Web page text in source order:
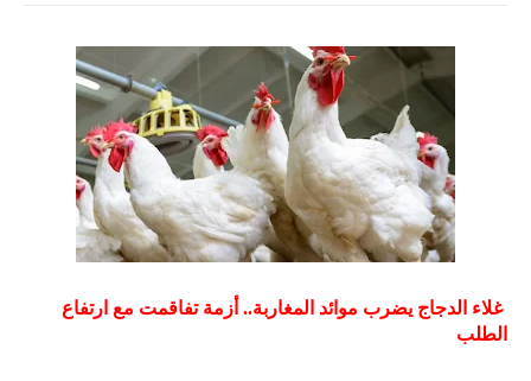
غلاء الدجاج يضرب موائد المغاربة.. أزمة تفاقمت مع ارتفاع
الطلب